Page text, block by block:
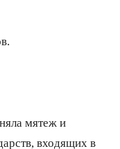
мятеж и
входящих в